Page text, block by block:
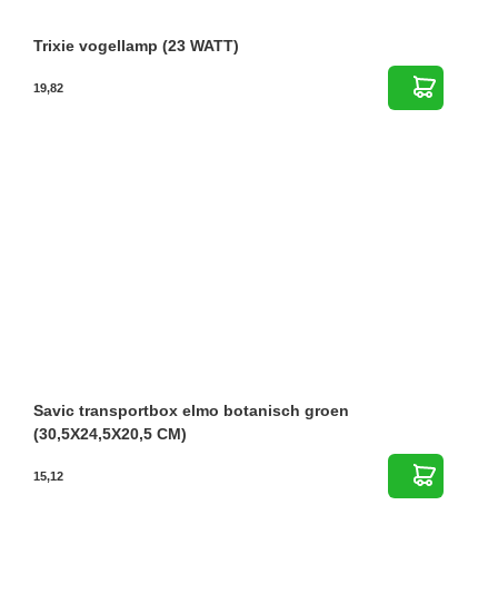
Trixie vogellamp (23 WATT)
19,82
Savic transportbox elmo botanisch groen
(30,5X24,5X20,5 CM)
15,12